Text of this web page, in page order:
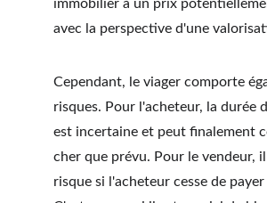
immobilier à un prix
avec la perspective d'une
Cependant, le viager comporte
risques. Pour l'acheteur, la durée
est incertaine et peut finalement
cher que prévu. Pour le vendeur,
risque si l'acheteur cesse de